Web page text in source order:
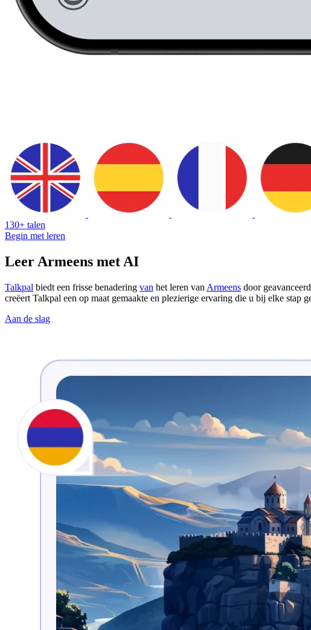
130+ talen
Begin met leren
Leer Armeens met AI
Talkpal biedt een frisse benadering van het leren van Armeens door
creëert Talkpal een op maat gemaakte en plezierige ervaring die u bij elke
Aan de slag